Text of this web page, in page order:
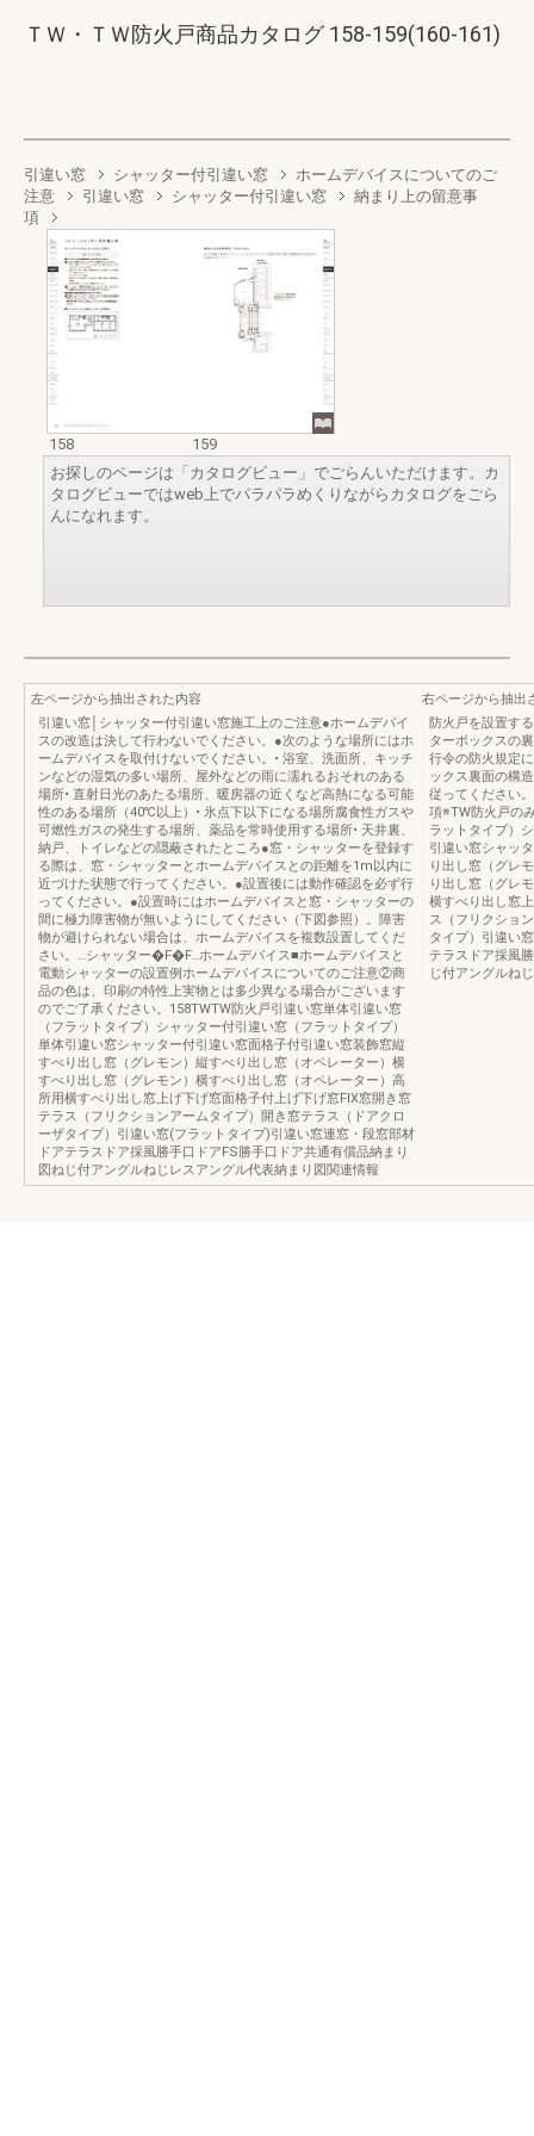
ＴＷ・ＴＷ防火戸商品カタログ 158-159(160-161)
引違い窓 シャッター付引違い窓
ホームデバイスについてのご
注意
引違い窓 シャッター付引違い窓
納まり上の留意事
項
158
159
お探しのページは「カタログビュー」でごらんいただけます。カ
タログビューではweb上でパラパラめくりながらカタログをごら
んになれます。
左ページから抽出された内容
引違い窓│シャッター付引違い窓施工上のご注意●ホームデバイ
スの改造は決して行わないでください。●次のような場所にはホ
ームデバイスを取付けないでください。• 浴室、洗面所、キッチ
ンなどの湿気の多い場所、屋外などの雨に濡れるおそれのある
場所• 直射日光のあたる場所、暖房器の近くなど高熱になる可能
性のある場所（40℃以上）• 氷点下以下になる場所腐食性ガスや
可燃性ガスの発生する場所、薬品を常時使用する場所• 天井裏、
納戸、トイレなどの隠蔽されたところ●窓・シャッターを登録す
る際は、窓・シャッターとホームデバイスとの距離を1m以内に
近づけた状態で行ってください。●設置後には動作確認を必ず行
ってください。●設置時にはホームデバイスと窓・シャッターの
間に極力障害物が無いようにしてください（下図参照）。障害
物が避けられない場合は、ホームデバイスを複数設置してくだ
さい。…シャッター�F�F…ホームデバイス■ホームデバイスと
電動シャッターの設置例ホームデバイスについてのご注意②商
品の色は、印刷の特性上実物とは多少異なる場合がございます
のでご了承ください。158TWTW防火戸引違い窓単体引違い窓
（フラットタイプ）シャッター付引違い窓（フラットタイプ）
単体引違い窓シャッター付引違い窓面格子付引違い窓装飾窓縦
すべり出し窓（グレモン）縦すべり出し窓（オペレーター）横
すべり出し窓（グレモン）横すべり出し窓（オペレーター）高
所用横すべり出し窓上げ下げ窓面格子付上げ下げ窓FIX窓開き窓
テラス（フリクションアームタイプ）開き窓テラス（ドアクロ
ーザタイプ）引違い窓(フラットタイプ)引違い窓連窓・段窓部材
ドアテラスドア採風勝手口ドアFS勝手口ドア共通有償品納まり
図ねじ付アングルねじレスアングル代表納まり図関連情報
右ページから抽出
防火戸を設置す
ターボックスの
行令の防火規定
ックス裏面の構
従ってください
項※TW防火戸の
ラットタイプ）
引違い窓シャッ
り出し窓（グレ
り出し窓（グレ
横すべり出し窓
ス（フリクショ
タイプ）引違い
テラスドア採風
じ付アングルね